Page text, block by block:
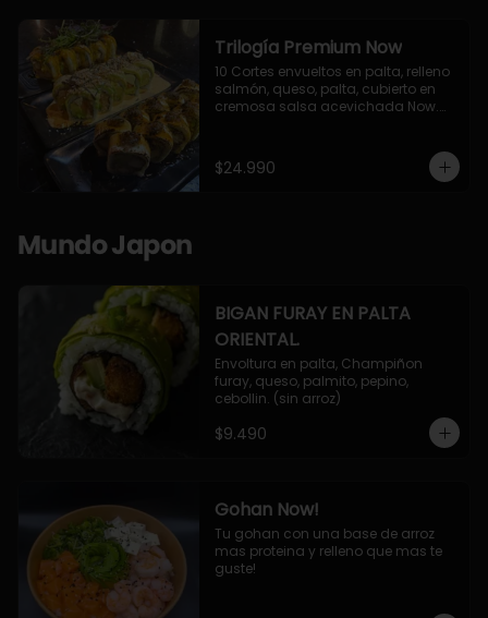
Trilogía Premium Now
10 Cortes envueltos en palta, relleno
salmón, queso, palta, cubierto en
cremosa salsa acevichada Now.
palta, cubierto con topping de
chimichurri de la casa flambeado.
$24.990
Mundo Japon
BIGAN FURAY EN PALTA
ORIENTAL.
Envoltura en palta, Champiñon
furay, queso, palmito, pepino,
cebollin. (sin arroz)
$9.490
Gohan Now!
Tu gohan con una base de arroz
mas proteina y relleno que mas te
guste!